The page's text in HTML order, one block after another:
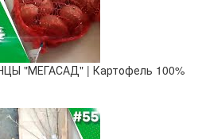
"МЕГАСАД" | Картофель 100%